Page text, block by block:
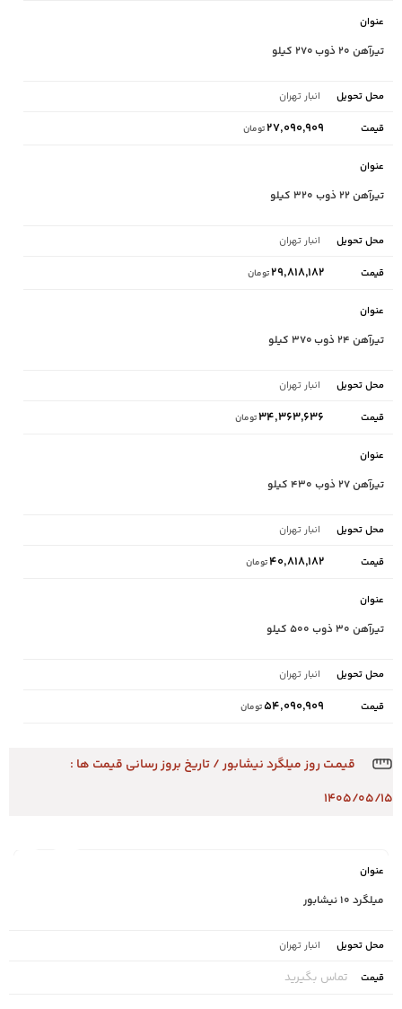
تیرآهن ۲۰ ذوب ۲۷۰ کیلو
انبار تهران
۲۷,۰۹۰,۹۰۹تومان
تیرآهن ۲۲ ذوب ۳۲۰ کیلو
انبار تهران
۲۹,۸۱۸,۱۸۲تومان
تیرآهن ۲۴ ذوب ۳۷۰ کیلو
انبار تهران
۳۴,۳۶۳,۶۳۶تومان
تیرآهن ۲۷ ذوب ۴۳۰ کیلو
انبار تهران
۴۰,۸۱۸,۱۸۲تومان
تیرآهن ۳۰ ذوب ۵۰۰ کیلو
انبار تهران
۵۴,۰۹۰,۹۰۹تومان
قیمـت روز میلگرد نیشابور / تاریخ بروز رسانی قیمت ها :
۱۴۰۵/۰۵/۱۵
تحویل
میلگرد ۱۰ نیشابور
انبار تهران
تماس بگیرید